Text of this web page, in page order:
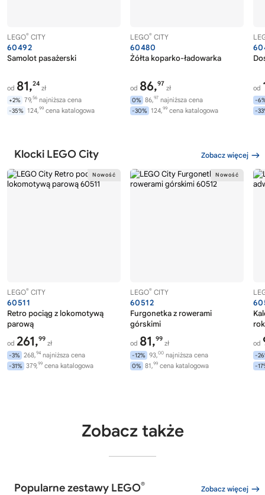
LEGO® CITY
60492
Samolot pasażerski
od 81,24
zł
+2% 79,56 najniższa cena
-35% 124,99 cena katalogowa
LEGO® CITY
60480
Żółta koparko-ładowarka
od 86,97
zł
0% 86,97 najniższa cena
-30% 124,99 cena katalogowa
od
-
-
Klocki LEGO City Zobacz więcej
LEGO® CITY
60511
Retro pociąg z lokomotywą
parową
od 261,99
zł
-3% 268,94 najniższa cena
-31% 379,99 cena katalogowa
LEGO® CITY
60512
Furgonetka z rowerami
górskimi
od 81,99
zł
-12% 93,00 najniższa cena
0% 81,99 cena katalogowa
rok
od
-
-
Zobacz także
Popularne zestawy LEGO® Zobacz więcej